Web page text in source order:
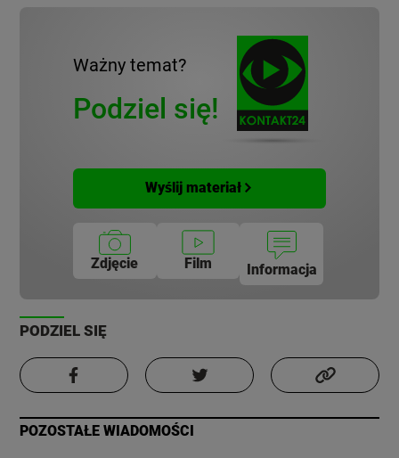
Ważny temat?
Podziel się!
Wyślij materiał
Zdjęcie Film Informacja
PODZIEL SIĘ
POZOSTAŁE WIADOMOŚCI